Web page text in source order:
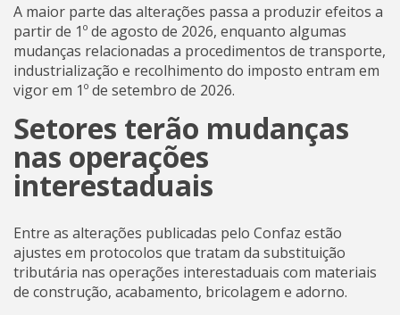
A maior parte das alterações passa a produzir efeitos a
partir de 1º de agosto de 2026, enquanto algumas
mudanças relacionadas a procedimentos de transporte,
industrialização e recolhimento do imposto entram em
vigor em 1º de setembro de 2026.
Setores terão mudanças
nas operações
interestaduais
Entre as alterações publicadas pelo Confaz estão
ajustes em protocolos que tratam da substituição
tributária nas operações interestaduais com materiais
de construção, acabamento, bricolagem e adorno.